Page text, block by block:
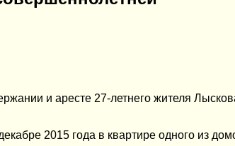
и аресте 27-летнего жителя
2015 года в квартире одного из